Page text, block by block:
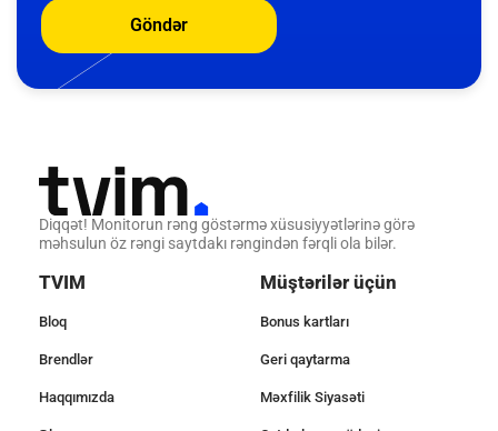
Göndər
Diqqət! Monitorun rəng göstərmə xüsusiyyətlərinə görə
məhsulun öz rəngi saytdakı rəngindən fərqli ola bilər.
TVIM
Bloq
Brendlər
Haqqımızda
Müştərilər üçün
Bonus kartları
Geri qaytarma
Məxfilik Siyasəti